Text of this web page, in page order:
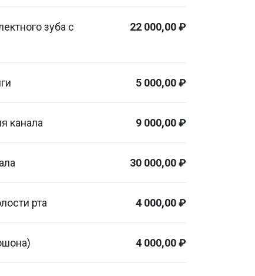
зуба с
22 000,00 ₽
5 000,00 ₽
канала 9 000,00 ₽
30 000,00 ₽
рта 4 000,00 ₽
4 000,00 ₽